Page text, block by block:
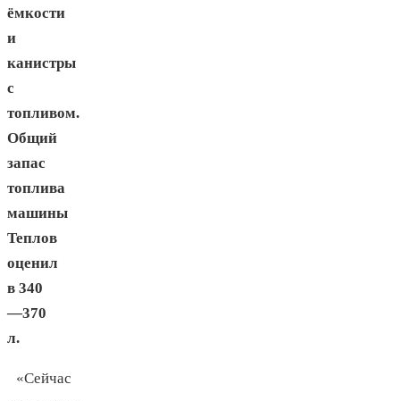
ёмкости
и
канистры
с
топливом.
Общий
запас
топлива
машины
Теплов
оценил
в 340
—370
л.
«Сейчас